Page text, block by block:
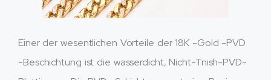
Einer der wesentlichen Vorteile der 18K -Gold -PVD
-Beschichtung ist die wasserdicht, Nicht-Tnish-PVD-